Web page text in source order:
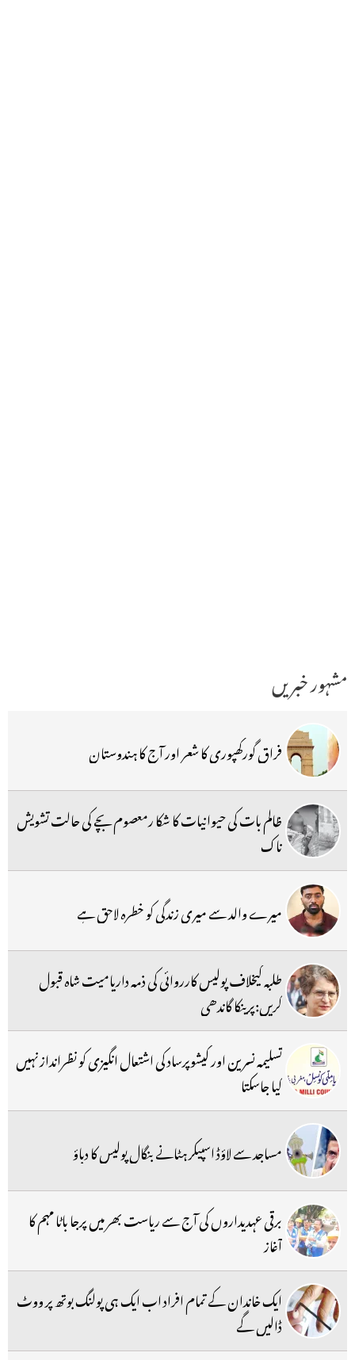
مشہور خبریں
فراق گورکھپوری کا شعر اور آج کا ہندوستان
ظالم بات کی حیوانیات کا شکا رمعصوم بچے کی حالت تشویش
ناک
میرے والد سے میری زندگی کو خطرہ لاحق ہے
طلبہ کیخلاف پولیس کارروائی کی ذمہ داریامیت شاہ قبول
کریں:پرینکا گاندھی
تسلیمہ نسرین اور کیشوپرساد کی اشتعال انگیزی کو نظرانداز نہیں
کیا جاسکتا
مساجد سے لاؤڈ اسپیکر ہٹانے بنگال پولیس کا دباؤ
برقی عہدیداروں کی آج سے ریاست بھر میں پرجا باٹا مہم کا
آغاز
ایک خاندان کے تمام افراد اب ایک ہی پولنگ بوتھ پر ووٹ
ڈالیں گے